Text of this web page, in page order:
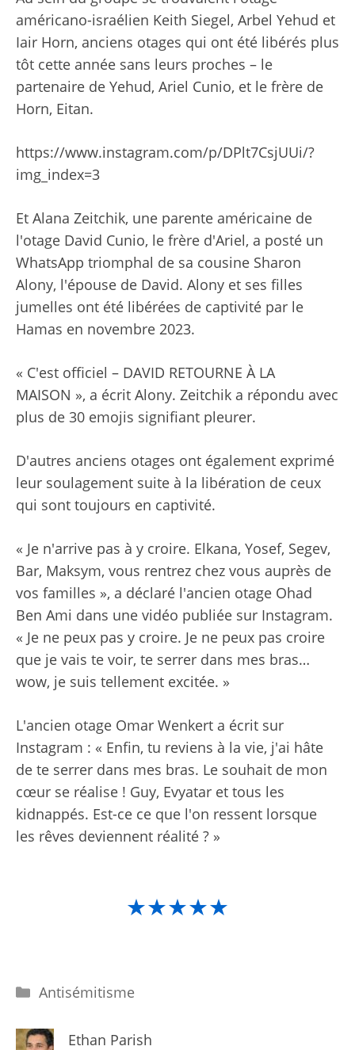
américano-israélien Keith Siegel, Arbel Yehud et
Iair Horn, anciens otages qui ont été libérés plus
tôt cette année sans leurs proches – le
partenaire de Yehud, Ariel Cunio, et le frère de
Horn, Eitan.
https://www.instagram.com/p/DPlt7CsjUUi/?
img_index=3
Et Alana Zeitchik, une parente américaine de
l'otage David Cunio, le frère d'Ariel, a posté un
WhatsApp triomphal de sa cousine Sharon
Alony, l'épouse de David. Alony et ses filles
jumelles ont été libérées de captivité par le
Hamas en novembre 2023.
« C'est officiel – DAVID RETOURNE À LA
MAISON », a écrit Alony. Zeitchik a répondu avec
plus de 30 emojis signifiant pleurer.
D'autres anciens otages ont également exprimé
leur soulagement suite à la libération de ceux
qui sont toujours en captivité.
« Je n'arrive pas à y croire. Elkana, Yosef, Segev,
Bar, Maksym, vous rentrez chez vous auprès de
vos familles », a déclaré l'ancien otage Ohad
Ben Ami dans une vidéo publiée sur Instagram.
« Je ne peux pas y croire. Je ne peux pas croire
que je vais te voir, te serrer dans mes bras…
wow, je suis tellement excitée. »
L'ancien otage Omar Wenkert a écrit sur
Instagram : « Enfin, tu reviens à la vie, j'ai hâte
de te serrer dans mes bras. Le souhait de mon
cœur se réalise ! Guy, Evyatar et tous les
kidnappés. Est-ce ce que l'on ressent lorsque
les rêves deviennent réalité ? »
★★★★★
Catégories
Antisémitisme
Ethan Parish